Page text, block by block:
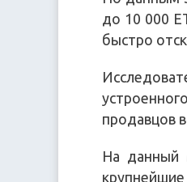
до 10 000
быстро
продавцов
На данный